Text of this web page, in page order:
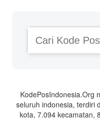
Cari
Kode
Pos
KodePosIndonesia.Org
seluruh indonesia, terdiri
kota, 7.094 kecamatan,